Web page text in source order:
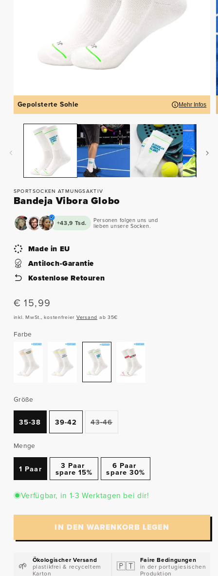
Gepolsterte Sohle Mehr Infos
SPORTSOCKEN ATMUNGSAKTIV
Bandeja Vibora Globo
+43,9 Tsd. Personen folgen uns und
lieben unsere Socken.
Made in EU
Antiloch-Garantie
Kostenlose Retouren
Normaler
Preis
€ 15,99
inkl. MwSt., kostenfreier Versand ab 35€
Farbe
Größe
35-38 39-42 43-46Variante
ausverkauft
oder
Menge
1 Paar 3 Paar
spare 15%
6 Paar
spare 30%
Verfügbar, in 1-3 Werktagen bei dir!
IN DEN WARENKORB LEGEN
🌱​
Ökologischer Versand
plastikfrei & recyceltem
Karton
🇵🇹​
Faire Bedingungen
in der portugiesischen
Produktion